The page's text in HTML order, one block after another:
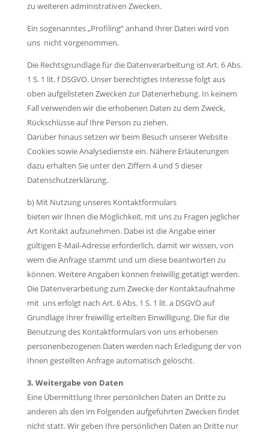
zu weiteren administrativen Zwecken.
Ein sogenanntes „Profiling“ anhand Ihrer Daten wird von
uns nicht vorgenommen.
Die Rechtsgrundlage für die Datenverarbeitung ist Art. 6 Abs.
1 S. 1 lit. f DSGVO. Unser berechtigtes Interesse folgt aus
oben aufgelisteten Zwecken zur Datenerhebung. In keinem
Fall verwenden wir die erhobenen Daten zu dem Zweck,
Rückschlüsse auf Ihre Person zu ziehen.
Darüber hinaus setzen wir beim Besuch unserer Website
Cookies sowie Analysedienste ein. Nähere Erläuterungen
dazu erhalten Sie unter den Ziffern 4 und 5 dieser
Datenschutzerklärung.
b) Mit Nutzung unseres Kontaktformulars
bieten wir Ihnen die Möglichkeit, mit uns zu Fragen jeglicher
Art Kontakt aufzunehmen. Dabei ist die Angabe einer
gültigen E-Mail-Adresse erforderlich, damit wir wissen, von
wem die Anfrage stammt und um diese beantworten zu
können. Weitere Angaben können freiwillig getätigt werden.
Die Datenverarbeitung zum Zwecke der Kontaktaufnahme
mit uns erfolgt nach Art. 6 Abs. 1 S. 1 lit. a DSGVO auf
Grundlage Ihrer freiwillig erteilten Einwilligung. Die für die
Benutzung des Kontaktformulars von uns erhobenen
personenbezogenen Daten werden nach Erledigung der von
Ihnen gestellten Anfrage automatisch gelöscht.
3. Weitergabe von Daten
Eine Übermittlung Ihrer persönlichen Daten an Dritte zu
anderen als den im Folgenden aufgeführten Zwecken findet
nicht statt. Wir geben Ihre persönlichen Daten an Dritte nur